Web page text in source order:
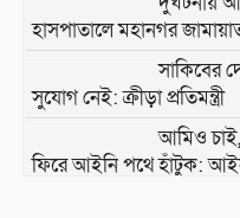
হাসপাতালে মহানগর
সাকিবের
সুযোগ নেই: ক্রীড়া প্রতিমন্ত্রী
আমিও চাই,
ফিরে আইনি পথে হাঁটুক: